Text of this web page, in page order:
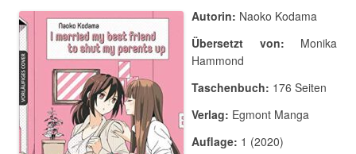
Autorin: Naoko Kodama
Übersetzt von: Monika
Hammond
Taschenbuch: 176 Seiten
Verlag: Egmont Manga
Auflage: 1 (2020)